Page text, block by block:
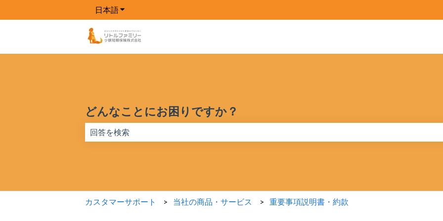
日本語翻訳のサブメニューを表示
どんなことにお困りですか？
カスタマーサポート 当社の商品・サービス 重要事項説明書・約款